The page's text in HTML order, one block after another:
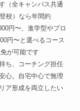
（全キャンパス共通
校）なら年間約
円〜、進学型やプロ
円〜と選べるコース
が可能です
ち、コーチング担任
心。自宅中心で無理
ア形成を両立したい